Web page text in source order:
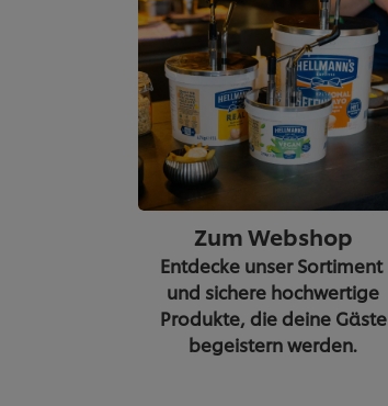
Zum Webshop
Entdecke unser Sortiment
und sichere hochwertige
Produkte, die deine Gäste
begeistern werden.